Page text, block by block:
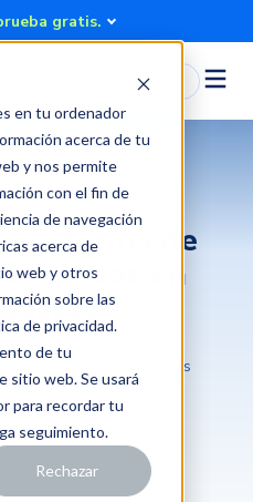
en tu ordenador
acerca de tu
y nos permite
con el fin de
de navegación
acerca de
web y otros
sobre las
de privacidad.
de tu
sitio web. Se usará
para recordar tu
seguimiento.
Rechazar
gratis.
Iniciar Sesión
forma de
viáticos en
Rindegastos